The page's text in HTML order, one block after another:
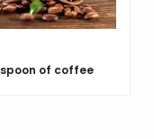
spoon of coffee